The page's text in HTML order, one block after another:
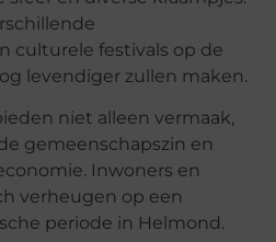
culturele festivals op de
levendiger zullen maken.
niet alleen vermaak,
gemeenschapszin en
Inwoners en
verheugen op een
periode in Helmond.